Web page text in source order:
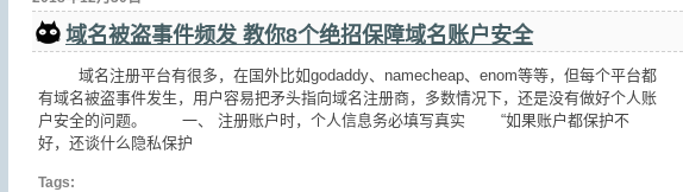
域名被盗事件频发 教你8个绝招保障域名账户安全
域名注册平台有很多，在国外比如godaddy、namecheap、enom等等，但每个平台都
有域名被盗事件发生，用户容易把矛头指向域名注册商，多数情况下，还是没有做好个人账
户安全的问题。 一、 注册账户时，个人信息务必填写真实 “如果账户都保护不
好，还谈什么隐私保护
Tags: